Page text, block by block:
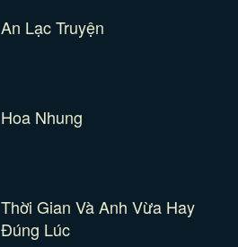
An Lạc Truyện
Hoa Nhung
Thời Gian Và Anh Vừa Hay
Đúng Lúc